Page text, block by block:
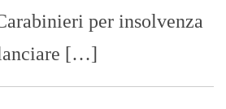
per insolvenza
[…]